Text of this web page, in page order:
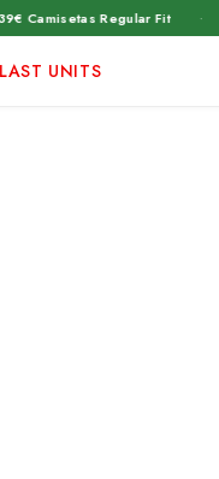
Camisetas Regular Fit
LAST UNITS